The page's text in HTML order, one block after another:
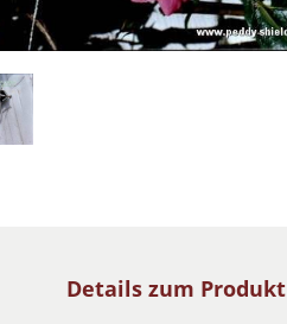
Details zum Produkt